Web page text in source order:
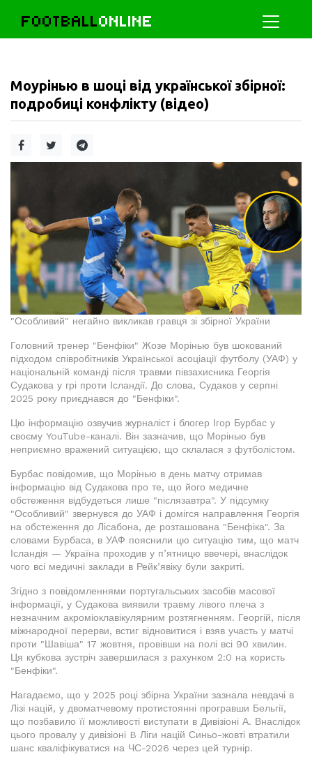
FOOTBALLONLINE
Моурінью в шоці від української збірної:
подробиці конфлікту (відео)
"Особливий" негайно викликав гравця зі збірної України
Головний тренер "Бенфіки" Жозе Морінью був шокований
підходом співробітників Української асоціації футболу (УАФ) у
національній команді після травми півзахисника Георгія
Судакова у грі проти Ісландії. До слова, Судаков у серпні
2025 року приєднався до "Бенфіки".
Цю інформацію озвучив журналіст і блогер Ігор Бурбас у
своєму YouTube-каналі. Він зазначив, що Морінью був
неприємно вражений ситуацією, що склалася з футболістом.
Бурбас повідомив, що Морінью в день матчу отримав
інформацію від Судакова про те, що його медичне
обстеження відбудеться лише "післязавтра". У підсумку
"Особливий" звернувся до УАФ і домігся направлення Георгія
на обстеження до Лісабона, де розташована "Бенфіка". За
словами Бурбаса, в УАФ пояснили цю ситуацію тим, що матч
Ісландія — Україна проходив у п’ятницю ввечері, внаслідок
чого всі медичні заклади в Рейк’явіку були закриті.
Згідно з повідомленнями португальських засобів масової
інформації, у Судакова виявили травму лівого плеча з
незначним акроміоклавікулярним розтягненням. Георгій, після
міжнародної перерви, встиг відновитися і взяв участь у матчі
проти "Шавіша" 17 жовтня, провівши на полі всі 90 хвилин.
Ця кубкова зустріч завершилася з рахунком 2:0 на користь
"Бенфіки".
Нагадаємо, що у 2025 році збірна України зазнала невдачі в
Лізі націй, у двоматчевому протистоянні програвши Бельгії,
що позбавило її можливості виступати в Дивізіоні А. Внаслідок
цього провалу у дивізіоні B Ліги націй Синьо-жовті втратили
шанс кваліфікуватися на ЧС-2026 через цей турнір.